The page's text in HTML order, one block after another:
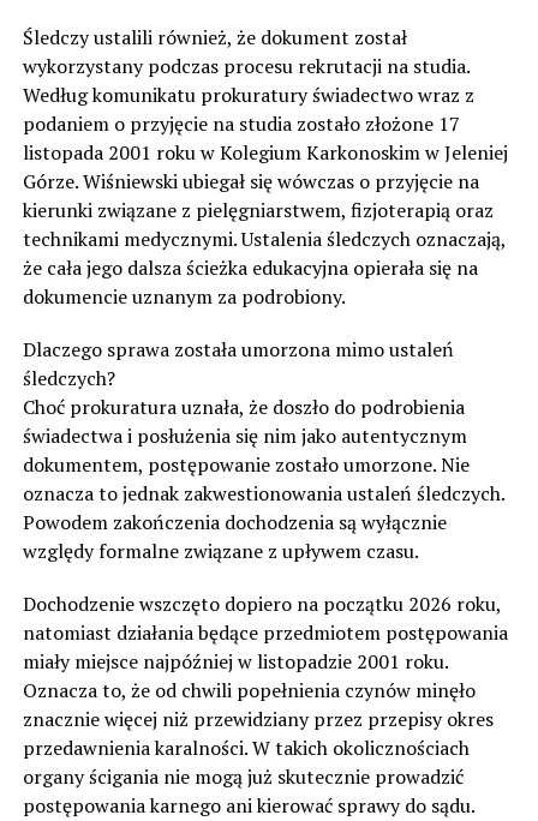
Śledczy ustalili również, że dokument został
wykorzystany podczas procesu rekrutacji na studia.
Według komunikatu prokuratury świadectwo wraz z
podaniem o przyjęcie na studia zostało złożone 17
listopada 2001 roku w Kolegium Karkonoskim w Jeleniej
Górze. Wiśniewski ubiegał się wówczas o przyjęcie na
kierunki związane z pielęgniarstwem, fizjoterapią oraz
technikami medycznymi. Ustalenia śledczych oznaczają,
że cała jego dalsza ścieżka edukacyjna opierała się na
dokumencie uznanym za podrobiony.
Dlaczego sprawa została umorzona mimo ustaleń
śledczych?
Choć prokuratura uznała, że doszło do podrobienia
świadectwa i posłużenia się nim jako autentycznym
dokumentem, postępowanie zostało umorzone. Nie
oznacza to jednak zakwestionowania ustaleń śledczych.
Powodem zakończenia dochodzenia są wyłącznie
względy formalne związane z upływem czasu.
Dochodzenie wszczęto dopiero na początku 2026 roku,
natomiast działania będące przedmiotem postępowania
miały miejsce najpóźniej w listopadzie 2001 roku.
Oznacza to, że od chwili popełnienia czynów minęło
znacznie więcej niż przewidziany przez przepisy okres
przedawnienia karalności. W takich okolicznościach
organy ścigania nie mogą już skutecznie prowadzić
postępowania karnego ani kierować sprawy do sądu.